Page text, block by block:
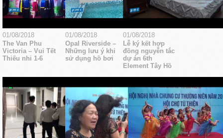
01/08/2018
The Van Phu
Victoria – Vui Tết
Thiếu nhi 1-6
01/08/2018
Opal Riverside –
Những lưu ý khi
sử dụng hồ bơi
01/08/2018
Lễ ký kết hợp
đồng nguyễn tắc
dự án 6th
Element Tây Hồ